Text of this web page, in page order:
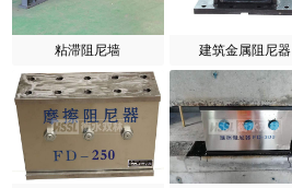
粘滞阻尼墙 建筑金属阻尼器